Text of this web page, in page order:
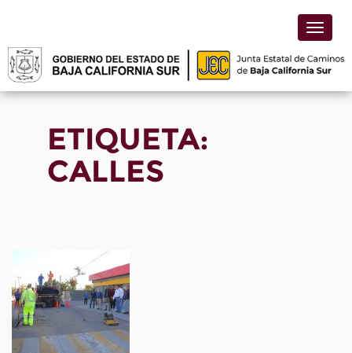
Toggle
ETIQUETA:
CALLES